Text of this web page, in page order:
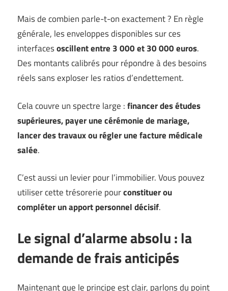
Mais de combien parle-t-on exactement ? En règle
générale, les enveloppes disponibles sur ces
interfacesoscillent entre 3 000 et 30 000 euros.
Des montants calibrés pour répondre à des besoins
réels sans exploser les ratios d’endettement.
Cela couvre un spectre large :financer des études
supérieures, payer une cérémonie de mariage,
lancer des travaux ou régler une facture médicale
salée.
C’est aussi un levier pour l’immobilier. Vous pouvez
utiliser cette trésorerie pourconstituer ou
compléter un apport personnel décisif.
Le signal d’alarme absolu : la
demande de frais anticipés
Maintenant que le principe est clair, parlons du point